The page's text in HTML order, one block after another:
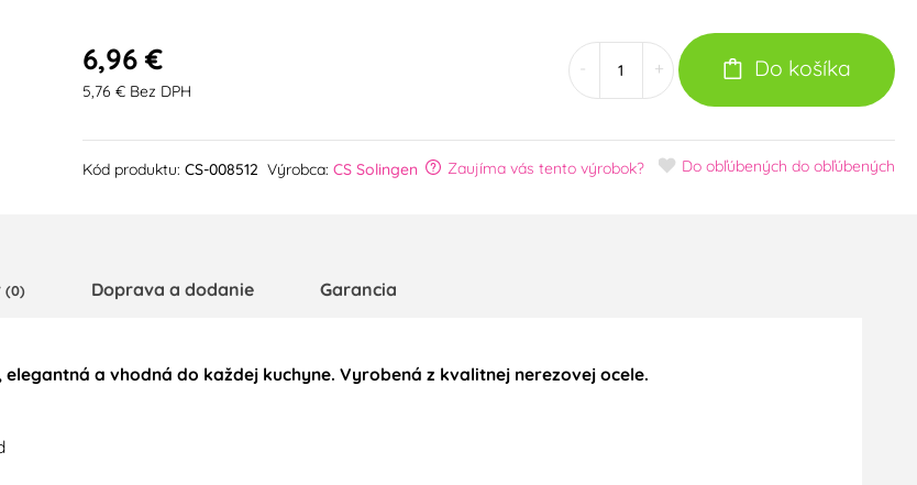
6,96 €
5,76 € Bez DPH
+ Do košíka
Kód produktu: CS-008512 Výrobca: CS Solingen Zaujíma vás tento výrobok? Do obľúbených do obľúbených
(0) Doprava a dodanie Garancia
a vhodná do každej kuchyne. Vyrobená z kvalitnej nerezovej ocele.